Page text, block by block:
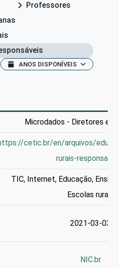
Professores
ANOS DISPONÍVEIS
Microdados - Diretores e
cetic.br/en/arquivos/
rurais-responsaveis/
TIC, Internet, Educação, Ensino
Escolas rurais
2021-03-03
NIC.br